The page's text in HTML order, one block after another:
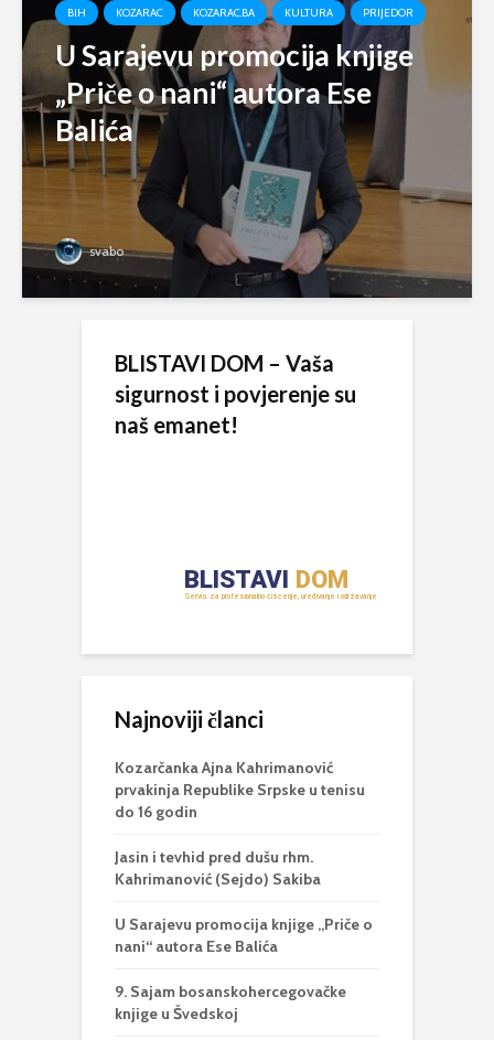
BIH KOZARAC KOZARAC.BA KULTURA PRIJEDOR
U Sarajevu promocija knjige
„Priče o nani“ autora Ese
Balića
svabo
BLISTAVI DOM – Vaša
sigurnost i povjerenje su
naš emanet!
Najnoviji članci
Kozarčanka Ajna Kahrimanović
prvakinja Republike Srpske u tenisu
do 16 godin
Jasin i tevhid pred dušu rhm.
Kahrimanović (Sejdo) Sakiba
U Sarajevu promocija knjige „Priče o
nani“ autora Ese Balića
9. Sajam bosanskohercegovačke
knjige u Švedskoj